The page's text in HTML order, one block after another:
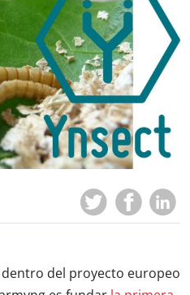
dentro del proyecto europeo